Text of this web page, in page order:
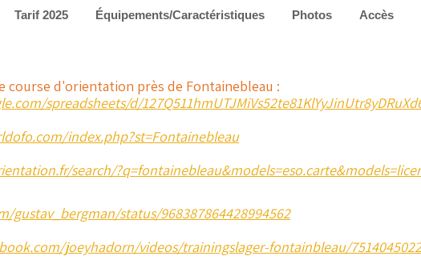
Tarif 2025 Équipements/Caractéristiques Photos Accès
course d'orientation près de Fontainebleau :
spreadsheets/d/
index.php?st=Fontainebleau
search/
gustav_bergman/status/968387864428994562
joeyhadorn/videos/trainingslager-fontainbleau/